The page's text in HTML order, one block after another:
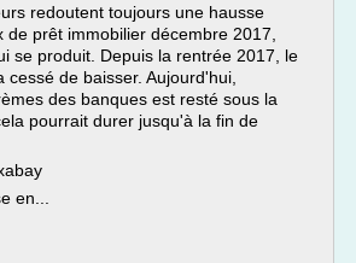
redoutent toujours une hausse
de prêt immobilier décembre 2017,
se produit. Depuis la rentrée 2017, le
cessé de baisser. Aujourd'hui,
des banques est resté sous la
pourrait durer jusqu'à la fin de
en...